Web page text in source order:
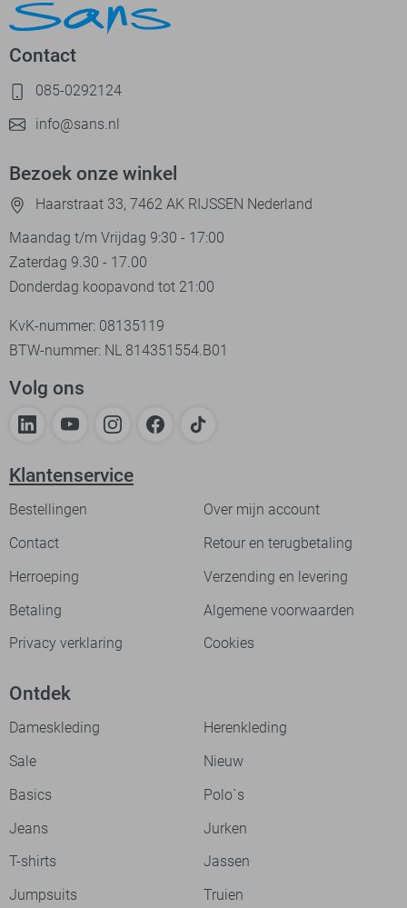
Contact
085-0292124
info@sans.nl
Bezoek onze winkel
Haarstraat 33, 7462 AK RIJSSEN Nederland
Maandag t/m Vrijdag 9:30 - 17:00
Zaterdag 9.30 - 17.00
Donderdag koopavond tot 21:00
KvK-nummer: 08135119
BTW-nummer: NL 814351554.B01
Volg ons
Klantenservice
Bestellingen
Over mijn account
Contact
Retour en terugbetaling
Herroeping
Verzending en levering
Betaling
Algemene voorwaarden
Privacy verklaring
Cookies
Ontdek
Dameskleding
Herenkleding
Sale
Nieuw
Basics
Polo`s
Jeans
Jurken
T-shirts
Jassen
Jumpsuits
Truien